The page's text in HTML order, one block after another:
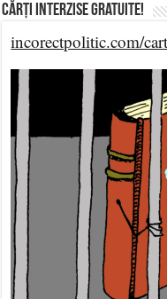
Cărți Interzise Gratuite!
incorectpolitic.com/